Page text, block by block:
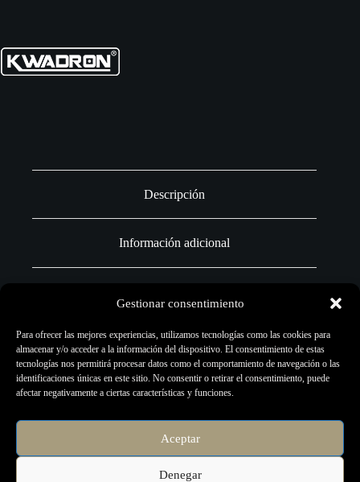
Gestionar consentimiento
Para ofrecer las mejores experiencias, utilizamos tecnologías como las cookies para
almacenar y/o acceder a la información del dispositivo. El consentimiento de estas
tecnologías nos permitirá procesar datos como el comportamiento de navegación o las
identificaciones únicas en este sitio. No consentir o retirar el consentimiento, puede
afectar negativamente a ciertas características y funciones.
Aceptar
Denegar
Descripción
Información adicional
Valoraciones (0)
Gracias a nuestros conocimientos y experiencia, hemos creado un
producto con excelentes cualidades de rendimiento y, sobre todo,
una calidad inigualable por otras marcas.